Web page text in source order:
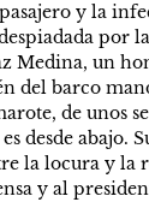
y la
por
Medina, un
del barco
de unos
desde abajo.
la locura y la
y al